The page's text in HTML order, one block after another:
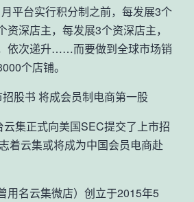
平台实行积分制之前，每发展3个
深店主，每发展3个资深店主，
依次递升……而要做到全球市场销
个店铺。
股书 将成会员制电商第一股
集正式向美国SEC提交了上市招
着云集或将成为中国会员电商赴
用名云集微店）创立于2015年5